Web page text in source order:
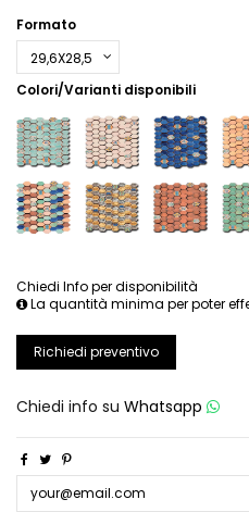
Formato
Colori/Varianti disponibili
Chiedi Info per disponibilità
La quantità minima per poter
Richiedi preventivo
Chiedi info su Whatsapp